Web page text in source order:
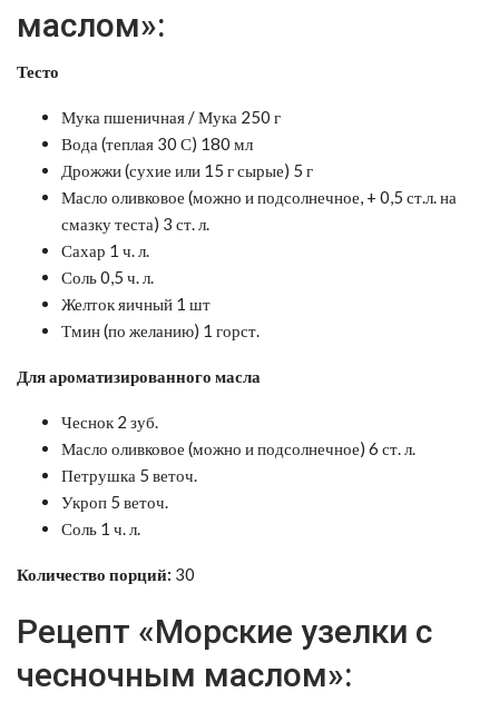
маслом»:
Тесто
Мука пшеничная / Мука 250 г
Вода (теплая 30 С) 180 мл
Дрожжи (сухие или 15 г сырые) 5 г
Масло оливковое (можно и подсолнечное, + 0,5 ст.л. на
смазку теста) 3 ст. л.
Сахар 1 ч. л.
Соль 0,5 ч. л.
Желток яичный 1 шт
Тмин (по желанию) 1 горст.
Для ароматизированного масла
Чеснок 2 зуб.
Масло оливковое (можно и подсолнечное) 6 ст. л.
Петрушка 5 веточ.
Укроп 5 веточ.
Соль 1 ч. л.
Количество порций: 30
Рецепт «Морские узелки с
чесночным маслом»: